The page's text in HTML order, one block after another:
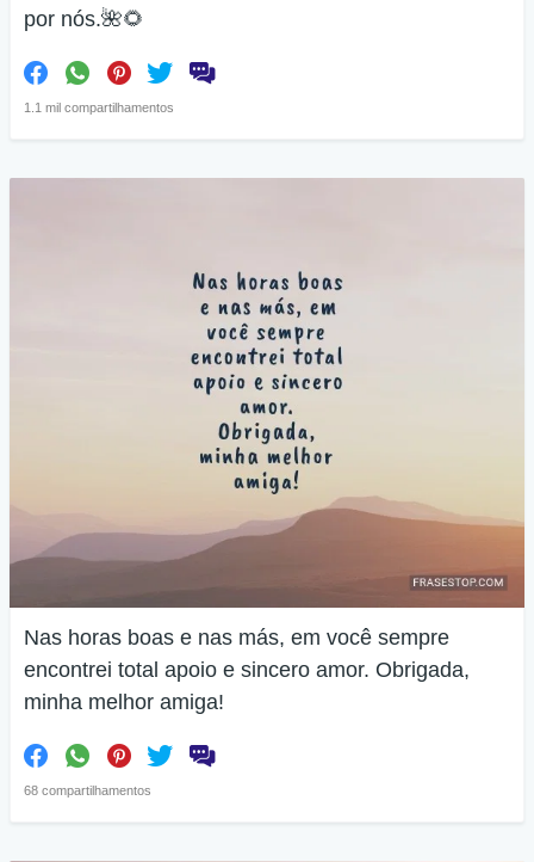
por nós.🌺🌻
1.1 mil compartilhamentos
Nas horas boas e nas más, em você sempre
encontrei total apoio e sincero amor. Obrigada,
minha melhor amiga!
68 compartilhamentos